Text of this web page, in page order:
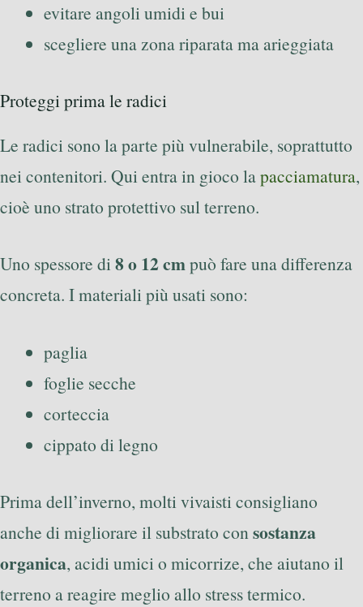
evitare angoli umidi e bui
scegliere una zona riparata ma arieggiata
Proteggi prima le radici
Le radici sono la parte più vulnerabile, soprattutto
nei contenitori. Qui entra in gioco lapacciamatura,
cioè uno strato protettivo sul terreno.
Uno spessore di8 o 12 cmpuò fare una differenza
concreta. I materiali più usati sono:
paglia
foglie secche
corteccia
cippato di legno
Prima dell’inverno, molti vivaisti consigliano
anche di migliorare il substrato consostanza
organica, acidi umici o micorrize, che aiutano il
terreno a reagire meglio allo stress termico.